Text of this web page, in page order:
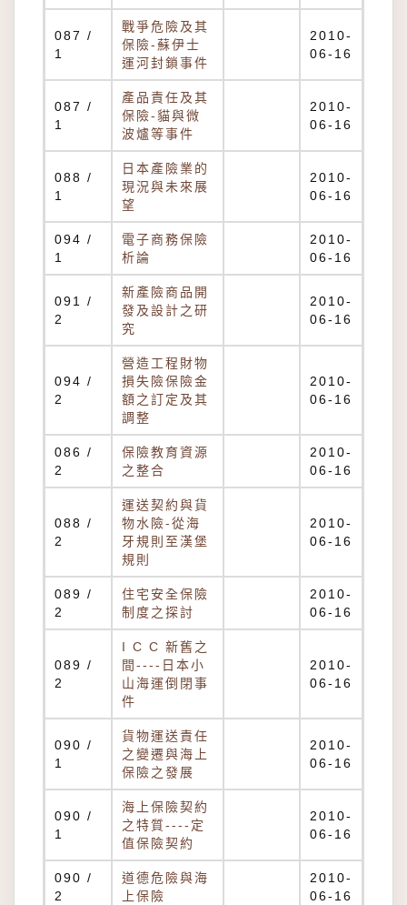
087 /
1
戰爭危險及其
保險-蘇伊士
運河封鎖事件
2010-
06-16
087 /
1
產品責任及其
保險-貓與微
波爐等事件
2010-
06-16
088 /
1
日本產險業的
現況與未來展
望
2010-
06-16
094 /
1
電子商務保險
析論
2010-
06-16
091 /
2
新產險商品開
發及設計之研
究
2010-
06-16
094 /
2
營造工程財物
損失險保險金
額之訂定及其
調整
2010-
06-16
086 /
2
保險教育資源
之整合
2010-
06-16
088 /
2
運送契約與貨
物水險-從海
牙規則至漢堡
規則
2010-
06-16
089 /
2
住宅安全保險
制度之探討
2010-
06-16
089 /
2
I C C 新舊之
間----日本小
山海運倒閉事
件
2010-
06-16
090 /
1
貨物運送責任
之變遷與海上
保險之發展
2010-
06-16
090 /
1
海上保險契約
之特質----定
值保險契約
2010-
06-16
090 /
2
道德危險與海
上保險
2010-
06-16